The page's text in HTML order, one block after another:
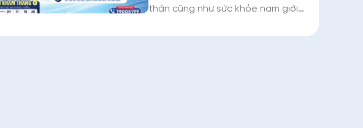
thận cũng như sức khỏe nam giới
và mọi thành viên trong gia đình